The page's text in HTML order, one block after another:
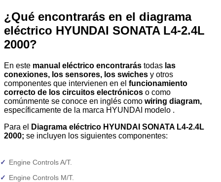
¿Qué encontrarás en el diagrama
eléctrico HYUNDAI SONATA L4-2.4L
2000?
En este manual eléctrico encontrarás todas las
conexiones, los sensores, los swiches y otros
componentes que intervienen en el funcionamiento
correcto de los circuitos electrónicos o como
comúnmente se conoce en inglés como wiring diagram,
específicamente de la marca HYUNDAI modelo .
Para el
Diagrama eléctrico HYUNDAI SONATA L4-2.4L
2000; se incluyen los siguientes componentes:
Engine Controls A/T.
Engine Controls M/T.